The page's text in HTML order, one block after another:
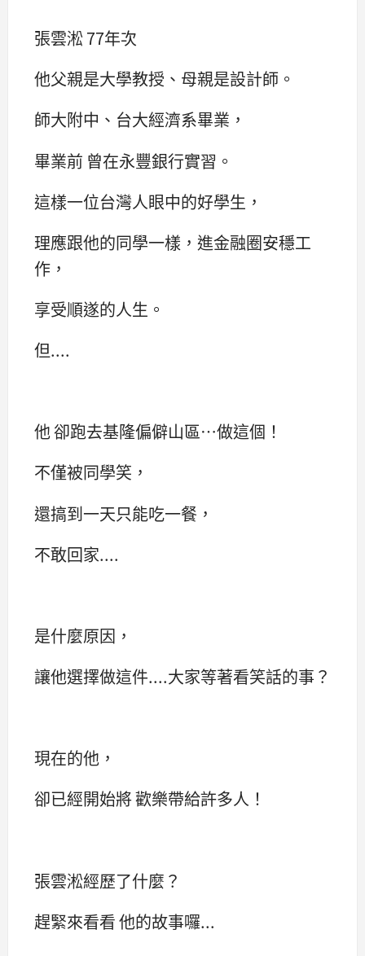
張雲淞 77年次
他父親是大學教授、母親是設計師。
師大附中、台大經濟系畢業，
畢業前 曾在永豐銀行實習。
這樣一位台灣人眼中的好學生，
理應跟他的同學一樣，進金融圈安穩工
作，
享受順遂的人生。
但....
他 卻跑去基隆偏僻山區…做這個！
不僅被同學笑，
還搞到一天只能吃一餐，
不敢回家....
是什麼原因，
讓他選擇做這件....大家等著看笑話的事？
現在的他，
卻已經開始將 歡樂帶給許多人！
張雲淞經歷了什麼？
趕緊來看看 他的故事囉...